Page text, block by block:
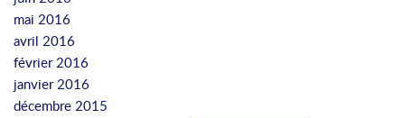
i
n
a
u
t
mai 2016
avril 2016
février 2016
janvier 2016
décembre 2015